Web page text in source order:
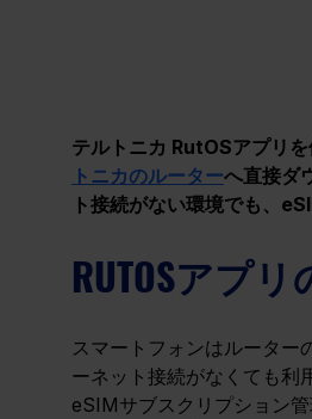
テルトニカ RutOSアプリ
トニカのルーターへ直接ダ
ト接続がない環境でも、
RUTOSアプ
スマートフォンはルータ
ーネット接続がなくても利
eSIMサブスクリプション